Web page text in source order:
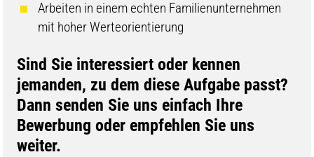
Arbeiten in einem echten Familienunternehmen
mit hoher Werteorientierung
​​​Sind Sie interessiert oder kennen
jemanden, zu dem diese Aufgabe passt?
Dann senden Sie uns einfach Ihre
Bewerbung oder empfehlen Sie uns
weiter.